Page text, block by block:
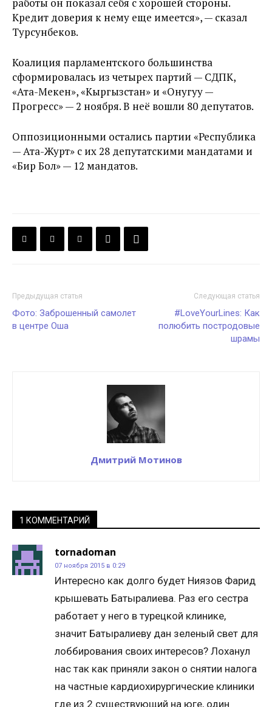
Кредит доверия к нему еще имеется», — сказал
Турсунбеков.
Коалиция парламентского большинства
сформировалась из четырех партий — СДПК,
«Ата-Мекен», «Кыргызстан» и «Онугуу —
Прогресс» — 2 ноября. В неё вошли 80 депутатов.
Оппозиционными остались партии «Республика
— Ата-Журт» с их 28 депутатскими мандатами и
«Бир Бол» — 12 мандатов.
Предыдущая статья
Фото: Заброшенный самолет
в центре Оша
Следующая статья
#LoveYourLines: Как
полюбить постродовые
шрамы
Дмитрий Мотинов
1 КОММЕНТАРИЙ
tornadoman
07 ноября 2015 в 0:29
Интересно как долго будет Ниязов Фарид
крышевать Батыралиева. Раз его сестра
работает у него в турецкой клинике,
значит Батыралиеву дан зеленый свет для
лоббирования своих интересов? Лоханул
нас так как приняли закон о снятии налога
на частные кардиохирургические клиники
где из 2 существующий на юге, один